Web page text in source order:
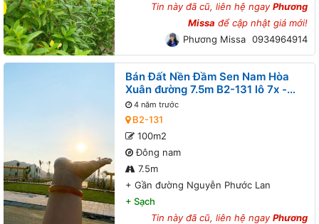
Tin này đã cũ, liên hệ ngayPhương
Missa để cập nhật giá mới!
Phương Missa 0934964914
Bán Đất Nền Đầm Sen Nam Hòa
Xuân đường 7.5m B2-131 lô 7x -
Gần đường Nguyễn Phước Lan
4 năm trước
B2-131
100m2
Đông nam
7.5m
+ Gần đường Nguyễn Phước Lan
+ Sạch
Tin này đã cũ, liên hệ ngayPhương